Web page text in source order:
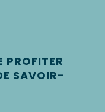
PROFITER
SAVOIR-